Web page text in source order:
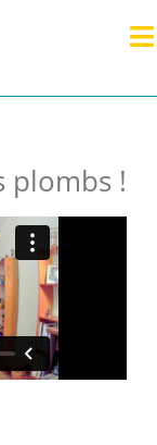
plombs !